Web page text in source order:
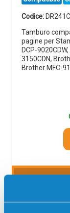
Codice:
Tamburo
pagine per
DCP-
3150CDN,
Brother MFC-